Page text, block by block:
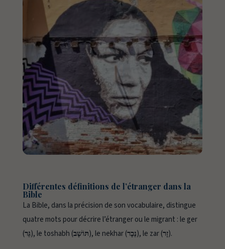
Différentes définitions de l’étranger dans la
Bible
La Bible, dans la précision de son vocabulaire, distingue
quatre mots pour décrire l’étranger ou le migrant : le ger
(גֵּר), le toshabh (תּוֹשָׁב), le nekhar (נֵכָר), le zar (זָר).